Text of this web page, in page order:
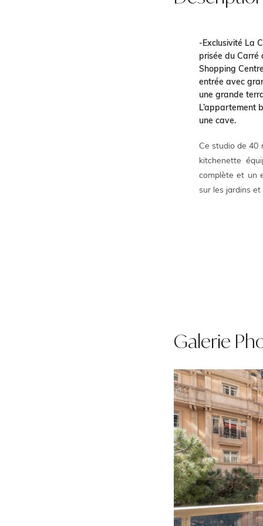
-Exclusivité La
prisée du Carré
Shopping
entrée avec
une grande
L’appartement
une cave.
Ce studio de 40
kitchenette
complète et un
sur les jardins
Galerie